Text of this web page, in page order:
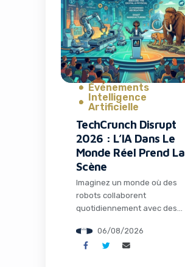
avait conquis plus de 26
millions d’installations. Mais
l’histoire ne s’arrête pas […]
Événements
Intelligence
Artificielle
TechCrunch Disrupt
2026 : L’IA Dans Le
Monde Réel Prend La
Scène
Imaginez un monde où des
robots collaborent
quotidiennement avec des
l’intelligence artificielle opère
loin de tout cloud dans des
06/08/2026